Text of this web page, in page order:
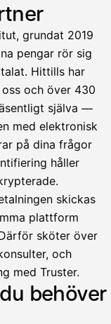
grundat 2019
pengar rör sig
Hittills har
och över 430
själva —
med elektronisk
på dina frågor
håller
skickas
plattform
sköter över
och
med Truster.
behöver
auttaa?